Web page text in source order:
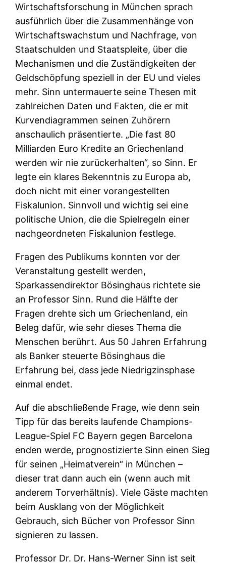
Wirtschaftsforschung in München sprach
ausführlich über die Zusammenhänge von
Wirtschaftswachstum und Nachfrage, von
Staatschulden und Staatspleite, über die
Mechanismen und die Zuständigkeiten der
Geldschöpfung speziell in der EU und vieles
mehr. Sinn untermauerte seine Thesen mit
zahlreichen Daten und Fakten, die er mit
Kurvendiagrammen seinen Zuhörern
anschaulich präsentierte. „Die fast 80
Milliarden Euro Kredite an Griechenland
werden wir nie zurückerhalten“, so Sinn. Er
legte ein klares Bekenntnis zu Europa ab,
doch nicht mit einer vorangestellten
Fiskalunion. Sinnvoll und wichtig sei eine
politische Union, die die Spielregeln einer
nachgeordneten Fiskalunion festlege.
Fragen des Publikums konnten vor der
Veranstaltung gestellt werden,
Sparkassendirektor Bösinghaus richtete sie
an Professor Sinn. Rund die Hälfte der
Fragen drehte sich um Griechenland, ein
Beleg dafür, wie sehr dieses Thema die
Menschen berührt. Aus 50 Jahren Erfahrung
als Banker steuerte Bösinghaus die
Erfahrung bei, dass jede Niedrigzinsphase
einmal endet.
Auf die abschließende Frage, wie denn sein
Tipp für das bereits laufende Champions-
League-Spiel FC Bayern gegen Barcelona
enden werde, prognostizierte Sinn einen Sieg
für seinen „Heimatverein“ in München –
dieser trat dann auch ein (wenn auch mit
anderem Torverhältnis). Viele Gäste machten
beim Ausklang von der Möglichkeit
Gebrauch, sich Bücher von Professor Sinn
signieren zu lassen.
Professor Dr. Dr. Hans-Werner Sinn ist seit